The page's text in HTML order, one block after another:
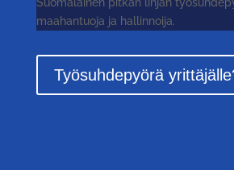
maahantuoja ja hallinnoija.
Työsuhdepyörä